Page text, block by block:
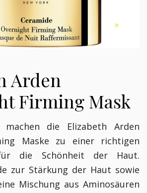
Arden
Firming Mask
machen die Elizabeth Arden
Maske zu einer richtigen
die Schönheit der Haut.
zur Stärkung der Haut sowie
Mischung aus Aminosäuren